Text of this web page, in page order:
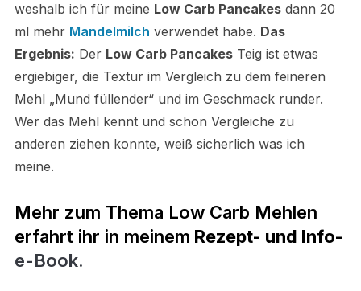
weshalb ich für meine Low Carb Pancakesdann 20
ml mehr Mandelmilch verwendet habe. Das
Ergebnis: Der Low Carb PancakesTeig ist etwas
ergiebiger, die Textur im Vergleich zu dem feineren
Mehl „Mund füllender“ und im Geschmack runder.
Wer das Mehl kennt und schon Vergleiche zu
anderen ziehen konnte, weiß sicherlich was ich
meine.
Mehr zum Thema Low Carb Mehlen
erfahrt ihr in meinem Rezept- und Info-
e-Book.